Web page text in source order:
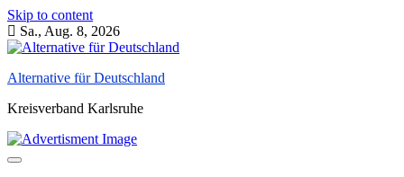
Inhalt
springen
Skip to content
Sa., Aug. 8, 2026
Alternative für Deutschland
Kreisverband Karlsruhe